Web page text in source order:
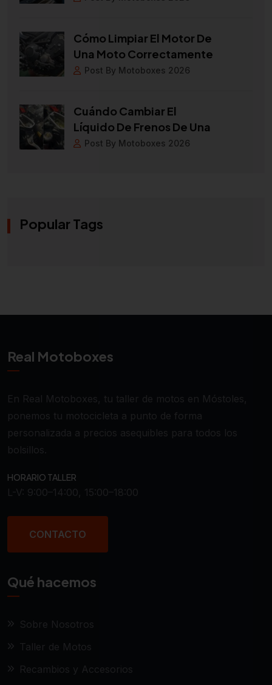
Cómo Limpiar El Motor De
Una Moto Correctamente
Post By Motoboxes 2026
Cuándo Cambiar El
Líquido De Frenos De Una
Post By Motoboxes 2026
Popular Tags
Real Motoboxes
En Real Motoboxes, tu taller de motos en Móstoles,
ponemos tu motocicleta a punto de forma
personalizada a precios asequibles para todos los
bolsillos.
HORARIO TALLER
L-V: 9:00–14:00, 15:00–18:00
CONTACTO
Qué hacemos
Sobre Nosotros
Taller de Motos
Recambios y Accesorios